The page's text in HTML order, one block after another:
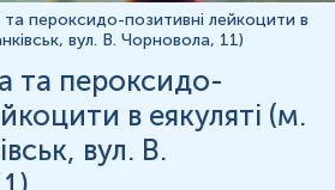
значення та діапазон
у відповідності до зміни
пероксидо-позитивні лейкоцити в
вул. В. Чорновола, 11)
та пероксидо-
в еякуляті (м.
вул. В.